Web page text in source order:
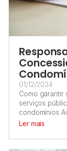
01/12/2024
Como garantir
serviços
condomínios
Ler mais